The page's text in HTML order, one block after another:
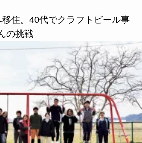
住。40代でクラフトビール事
の挑戦